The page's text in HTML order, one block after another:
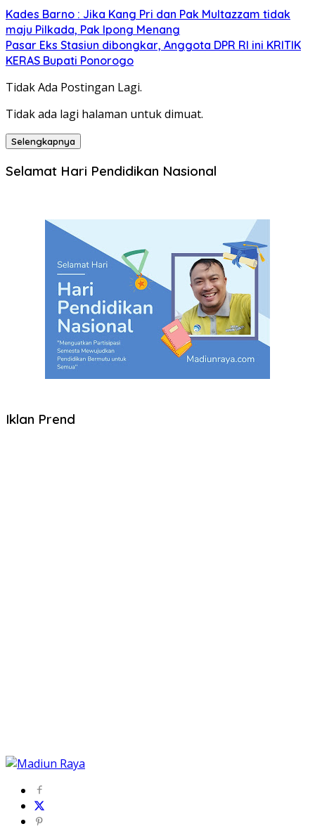
Kades Barno : Jika Kang Pri dan Pak Multazzam tidak
maju Pilkada, Pak Ipong Menang
Pasar Eks Stasiun dibongkar, Anggota DPR RI ini KRITIK
KERAS Bupati Ponorogo
Tidak Ada Postingan Lagi.
Tidak ada lagi halaman untuk dimuat.
Selengkapnya
Selamat Hari Pendidikan Nasional
Iklan Prend